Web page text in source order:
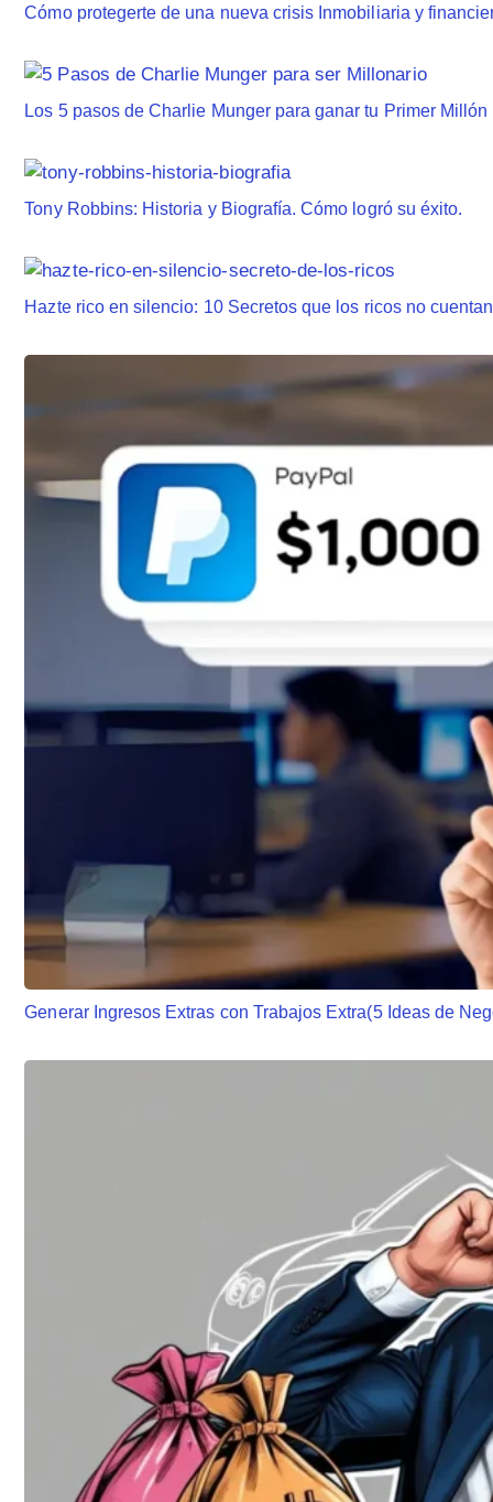
Cómo protegerte de una nueva crisis Inmobiliaria y
Los 5 pasos de Charlie Munger para ganar tu Primer Millón
Tony Robbins: Historia y Biografía. Cómo logró su éxito.
Hazte rico en silencio: 10 Secretos que los ricos no cuentan
Generar Ingresos Extras con Trabajos Extra(5 Ideas de